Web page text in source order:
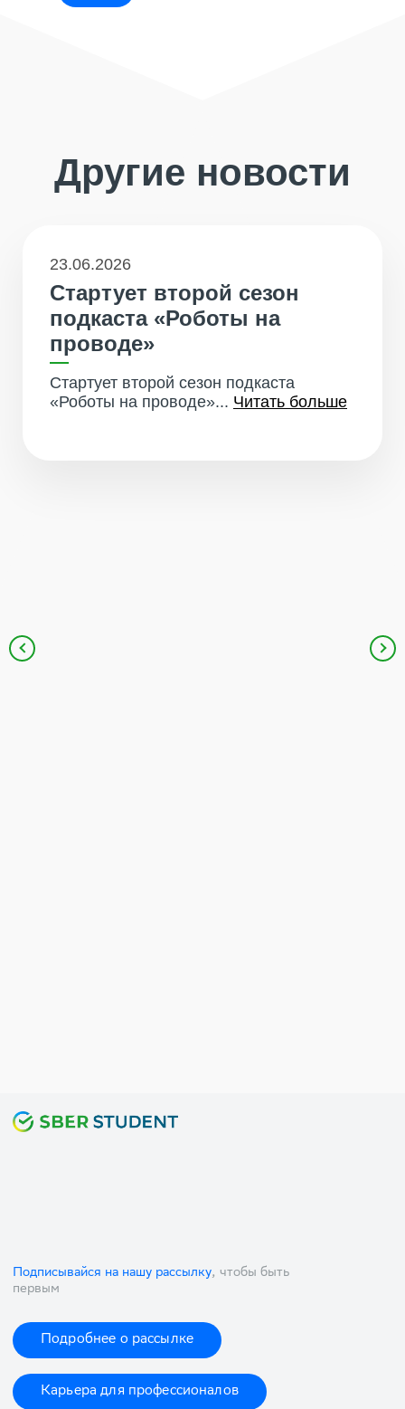
Другие новости
23.06.2026
Стартует второй сезон
подкаста «Роботы на
проводе»
Стартует второй сезон подкаста
«Роботы на проводе»... Читать больше
Подписывайся на нашу рассылку, чтобы быть
первым
Подробнее о рассылке
Карьера для профессионалов